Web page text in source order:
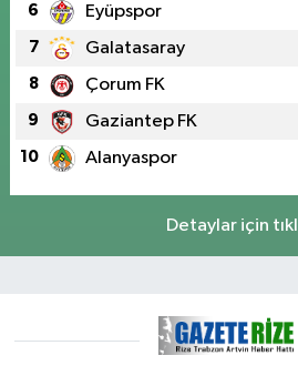
6 Eyüpspor
7 Galatasaray
8 Çorum FK
9 Gaziantep FK
10 Alanyaspor
Detaylar için